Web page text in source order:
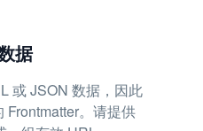
据
或 JSON 数据，因此
Frontmatter。请提供